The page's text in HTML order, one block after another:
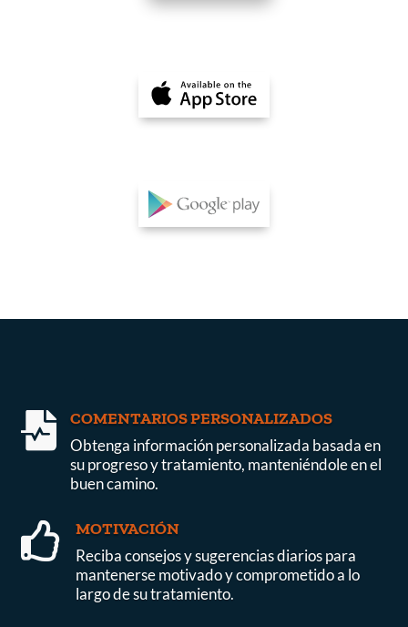
 COMENTARIOS PERSONALIZADOS
Obtenga información personalizada basada en
su progreso y tratamiento, manteniéndole en el
buen camino.
 MOTIVACIÓN
Reciba consejos y sugerencias diarios para
mantenerse motivado y comprometido a lo
largo de su tratamiento.